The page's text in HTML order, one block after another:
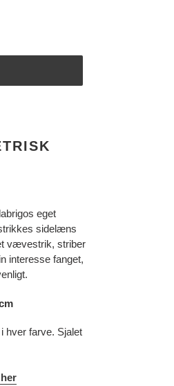
eget
sidelæns
vævestrik, striber
interesse fanget,
hver farve. Sjalet
her